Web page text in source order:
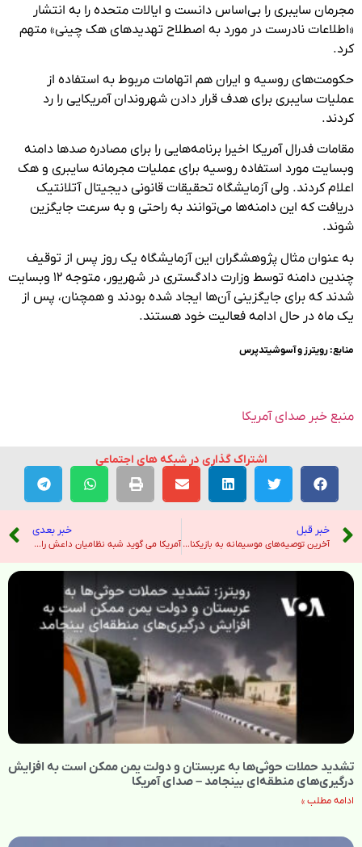
مجرمان سایبری را بی‌اساس دانست و ایالات متحده را به انتشار
«اطلاعات نادرست در مورد به اصطلاح تهدیدهای هک چینی» متهم
کرد.
حکومت‌های روسیه و ایران هم اتهامات مربوط به استفاده از
عملیات سایبری برای هدف قرار دادن شهروندان آمریکایی را رد
کردند.
مقامات فدرال آمریکا اخیرا برنامه‌هایی را برای مصادره صدها دامنه
وبسایت مورد استفاده روسیه برای عملیات مجرمانه سایبری و هک
اعلام کردند. ولی آزمایشگاه تحقیقات قانونی دیجیتال آتلانتیک
دریافت که این دامنه‌ها می‌توانند به راحتی و به سرعت جایگزین
شوند.
به عنوان مثال پژوهشگران این آزمایشگاه یک روز پس از توقیف
چندین دامنه توسط وزارت دادگستری در شهریور، متوجه ۱۲ وبسایت
شدند که برای جایگزینی آن‌ها ایجاد شده بودند و همچنان، پس از
یک ماه در حال ادامه فعالیت خود هستند.
منابع: رویترز و آسوشیتدپرس
منبع خبر صدای آمریکا
اشتراک گذاری در شبکه های اجتماعی
خبر قبل
آخرین توصیه‌های موسیمانه به بازیکنان استقلال قبل از بازی تراکتور – خبرگزاری ایرنا
خبر بعدی
آمریکا می گوید شبه نظامیان داعش را در سوریه کشته است – نیویورک تایمز
تشدید حملات حوثی‌ها به عربستان و دولت یمن ممکن است به افزایش
درگیری‌های منطقه‌ای بینجامد – صدای آمریکا
ادامه مطلب »